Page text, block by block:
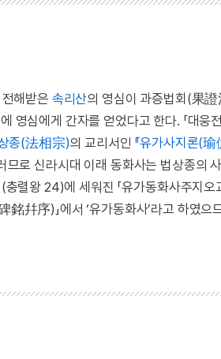
해받은 속리산의 영심이 과증법회(果
영심에게 간자를 얻었다고 한다. 「대웅
종(法相宗)의 교리서인 『유가사지론(
므로 신라시대 이래 동화사는 법상종의
렬왕 24)에 세워진 「유가동화사주지
序)」에서 ‘유가동화사’라고 하였으